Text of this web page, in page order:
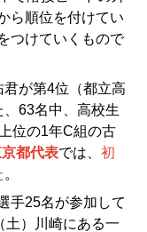
ら順位を付けてい
つけていくもので
が第4位（都立高
、63名中、高校生
位の1年C組の古
都代表では、初
。
手25名が参加して
土）川崎にある一